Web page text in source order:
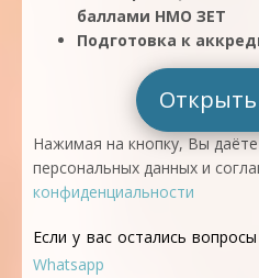
баллами НМО ЗЕТ
Подготовка к
Нажимая на кнопку, Вы
персональных данных и
конфиденциальности
Если у вас остались
Whatsapp